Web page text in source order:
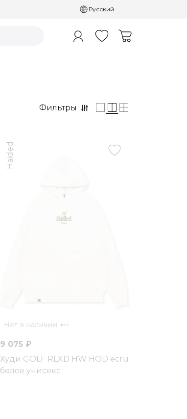
Русский
Фильтры
Нет в наличии
Haided
9 075 ₽
Худи GOLF RLXD HW HOD ecru
белое унисекс